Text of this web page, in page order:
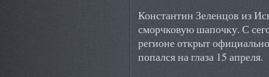
Константин Зеленцов из
сморчковую шапочку. С
регионе открыт
попался на глаза 15 апреля.